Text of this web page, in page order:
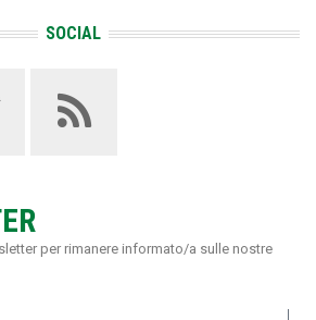
SOCIAL
per rimanere informato/a sulle nostre